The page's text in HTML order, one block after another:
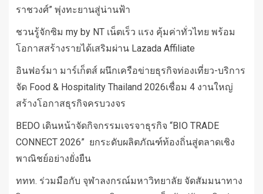
ราชวงศ์” พุ่งทะยานสู่น่านฟ้า
ชวนรู้จักซิม my by NT เน็ตเร็ว แรง คุ้มค่าทั่วไทย พร้อม
โอกาสสร้างรายได้เสริมผ่าน Lazada Affiliate
อินฟอร์มา มาร์เก็ตส์ ผนึกเครือข่ายธุรกิจท่องเที่ยว-บริการ
จัด Food & Hospitality Thailand 2026เชื่อม 4 งานใหญ่
สร้างโอกาสธุรกิจครบวงจร
BEDO เดินหน้าจัดกิจกรรมเจรจาธุรกิจ “BIO TRADE
CONNECT 2026” ยกระดับผลิตภัณฑ์ท้องถิ่นสู่ตลาดเชิง
พาณิชย์อย่างยั่งยืน
ททท. ร่วมมือกับ จุฬาลงกรณ์มหาวิทยาลัย จัดสัมมนาทาง